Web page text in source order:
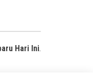
Hari Ini.